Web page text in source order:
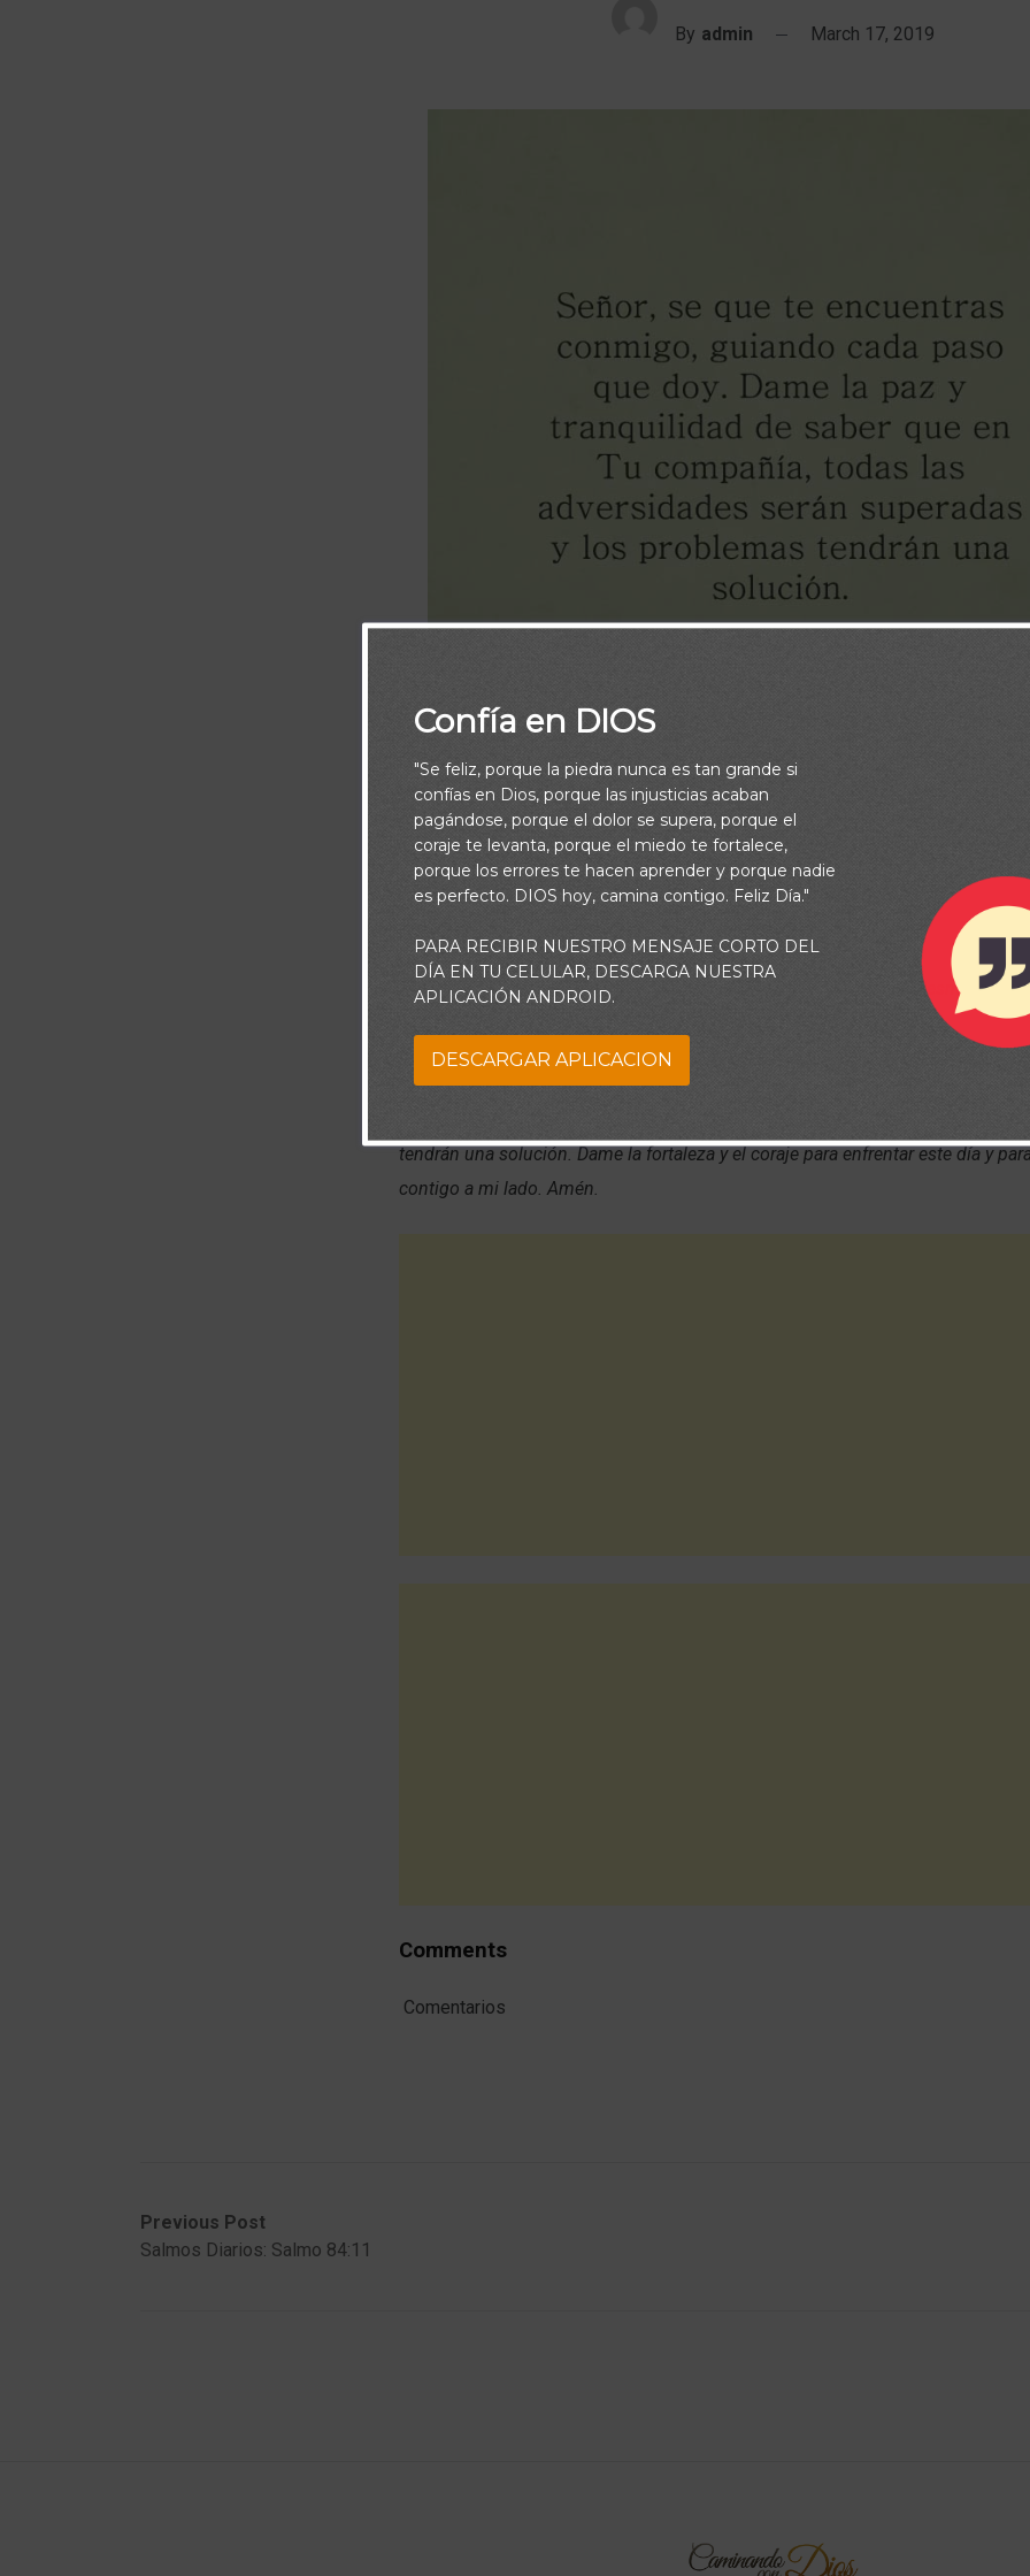
By admin March 17, 2019
Mira que te mando que te esfuerces y seas valiente; no temas ni desmayes,
Señor, se que te encuentras conmigo, guiando cada paso que doy. Dame la paz
tendrán una solución. Dame la fortaleza y el coraje para enfrentar este día y
contigo a mi lado. Amén.
Comments
Comentarios
Previous Post
Salmos Diarios: Salmo 84:11
Confía en DIOS
"Se feliz, porque la piedra nunca es tan grande si
confías en Dios, porque las injusticias acaban
pagándose, porque el dolor se supera, porque el
coraje te levanta, porque el miedo te fortalece,
porque los errores te hacen aprender y porque nadie
es perfecto. DIOS hoy, camina contigo. Feliz Día."
PARA RECIBIR NUESTRO MENSAJE CORTO DEL
DÍA EN TU CELULAR, DESCARGA NUESTRA
APLICACIÓN ANDROID.
DESCARGAR APLICACION